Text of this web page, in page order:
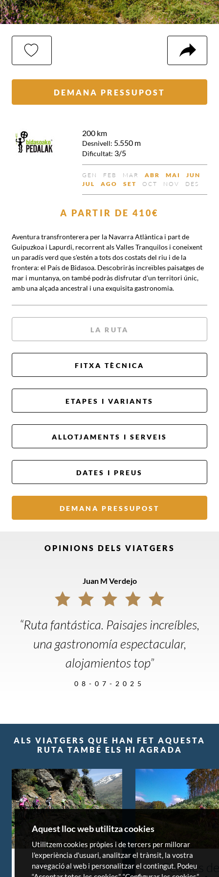
LA
MEVA
SELECCIÓ
DEMANA PRESSUPOST
200 km
Desnivell: 5.550 m
Dificultat: 3/5
GEN
NO
FEB
NO
MAR
NO
ABR
DISPONIBLE
MAI
JUN
JUL
AGO
SET
OCT
NOV
DES
A PARTIR DE410€
Aventura transfronterera per la Navarra Atlàntica i part de
Guipuzkoa i Lapurdi, recorrent als Valles Tranquilos i coneixent
un paradís verd que s'estén a tots dos costats del riu i de la
frontera: el País de Bidasoa. Descobriràs increïbles paisatges de
mar i muntanya, on també podràs disfrutar d'un territori únic,
amb una alçada ancestral i una exquisita gastronomia.
LA RUTA
FITXA TÈCNICA
ETAPES I VARIANTS
ALLOTJAMENTS I SERVEIS
DATES I PREUS
DEMANA PRESSUPOST
OPINIONS DELS VIATGERS
Juan M Verdejo
“Ruta fantástica. Paisajes increíbles,
una gastronomía espectacular,
alojamientos top”
08-07-2025
ALS VIATGERS QUE HAN FET AQUESTA
RUTA TAMBÉ ELS HI AGRADA
Pedales de
Pedales de
Aquest lloc web utilitza cookies
Utilitzem cookies pròpies i de tercers per millorar
l'experiència d'usuari, analitzar el trànsit, la vostra
navegació al web i personalitzar el contingut. Podeu